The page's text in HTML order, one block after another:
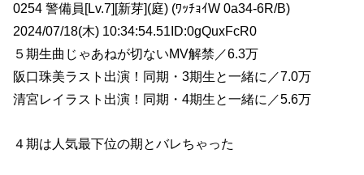
0254 警備員[Lv.7][新芽](庭) (ﾜｯﾁｮｲW 0a34-6R/B)
2024/07/18(木) 10:34:54.51ID:0gQuxFcR0
５期生曲じゃあねが切ないMV解禁／6.3万
阪口珠美ラスト出演！同期・3期生と一緒に／7.0万
清宮レイラスト出演！同期・4期生と一緒に／5.6万
４期は人気最下位の期とバレちゃった